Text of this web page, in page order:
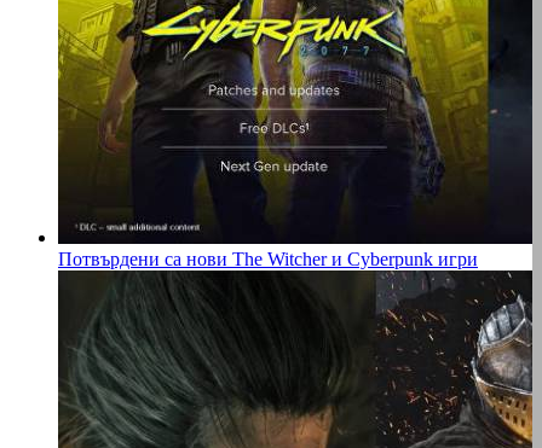
Потвърдени са нови The Witcher и Cyberpunk игри